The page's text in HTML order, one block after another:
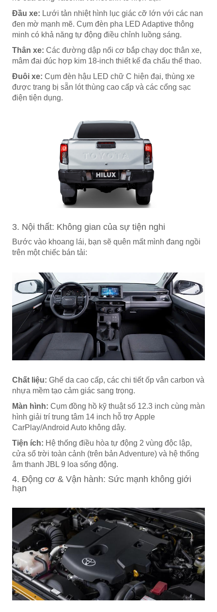
Đầu xe: Lưới tản nhiệt hình lục giác cỡ lớn với các nan
đen mờ mạnh mẽ. Cụm đèn pha LED Adaptive thông
minh có khả năng tự động điều chỉnh luồng sáng.
Thân xe: Các đường dập nổi cơ bắp chạy dọc thân xe,
mâm đai đúc hợp kim 18-inch thiết kế đa chấu thể thao.
Đuôi xe: Cụm đèn hậu LED chữ C hiện đại, thùng xe
được trang bị sẵn lót thùng cao cấp và các cổng sạc
điện tiện dụng.
3. Nội thất: Không gian của sự tiện nghi
Bước vào khoang lái, bạn sẽ quên mất mình đang ngồi
trên một chiếc bán tải:
Chất liệu: Ghế da cao cấp, các chi tiết ốp vân carbon và
nhựa mềm tạo cảm giác sang trọng.
Màn hình: Cụm đồng hồ kỹ thuật số 12.3 inch cùng màn
hình giải trí trung tâm 14 inch hỗ trợ Apple
CarPlay/Android Auto không dây.
Tiện ích: Hệ thống điều hòa tự động 2 vùng độc lập,
cửa sổ trời toàn cảnh (trên bản Adventure) và hệ thống
âm thanh JBL 9 loa sống động.
4. Động cơ & Vận hành: Sức mạnh không giới
hạn